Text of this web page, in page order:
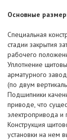
Основные
Специальная
стадии закрытия
рабочего
Уплотнение
арматурного
(по двум
Подшипники
приводе, что
электропривода и
Конструкция
установки на нем